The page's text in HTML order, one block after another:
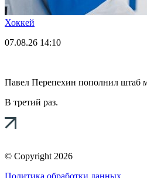
Хоккей
07.08.26 14:10
Павел Перепехин пополнил штаб
В третий раз.
© Copyright 2026
Политика обработки данных